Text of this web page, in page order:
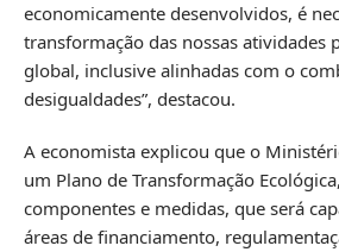
economicamente desenvolvidos, é
transformação das nossas atividades
global, inclusive alinhadas com o
desigualdades”, destacou.
A economista explicou que o
um Plano de Transformação Ecológica
componentes e medidas, que será
áreas de financiamento,